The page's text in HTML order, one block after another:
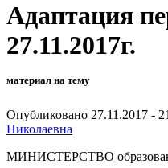
Адаптация
27.11.2017г.
материал на тему
Опубликовано 27.11.2017 -
Николаевна
МИНИСТЕРСТВО